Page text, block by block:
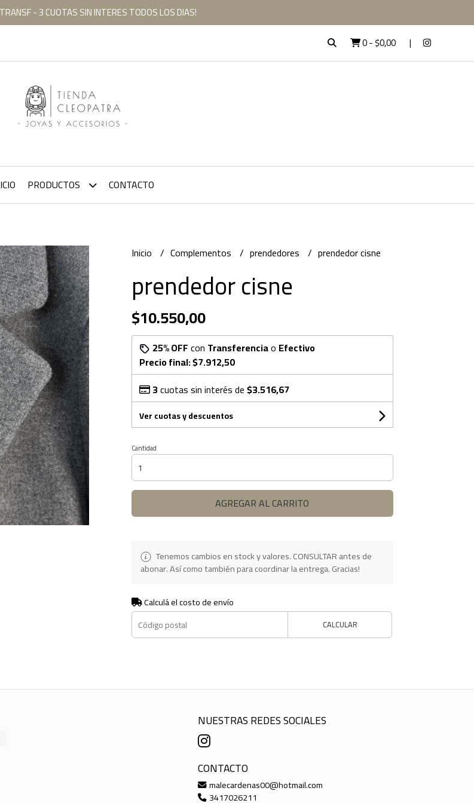
- 3 CUOTAS SIN INTERES TODOS LOS DIAS!
0-$0,00
PRODUCTOS CONTACTO
Inicio Complementos prendedores prendedor cisne
prendedor cisne
$10.550,00
25% OFFcon Transferenciao Efectivo
Precio final:$7.912,50
3cuotas sin interés de$3.516,67
Ver cuotas y descuentos
Cantidad
AGREGAR AL CARRITO
Tenemos cambios en stock y valores. CONSULTAR antes de
abonar. Así como también para coordinar la entrega. Gracias!
Calculá el costo de envío
CALCULAR
NUESTRAS REDES SOCIALES
CONTACTO
malecardenas00@hotmail.com
3417026211